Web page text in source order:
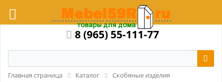
8 (965) 55-111-77
Главная страница Каталог
Скобяные изделия